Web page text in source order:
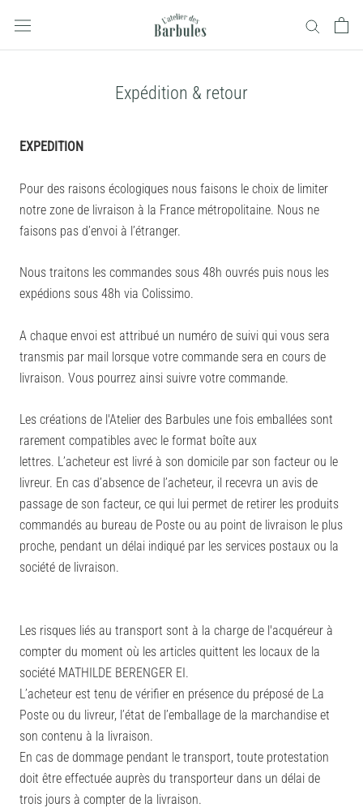
contenu
Expédition & retour
EXPEDITION
Pour des raisons écologiques nous faisons le choix de limiter
notre zone de livraison à la France métropolitaine. Nous ne
faisons pas d’envoi à l’étranger.
Nous traitons les commandes sous 48h ouvrés puis nous les
expédions sous 48h via Colissimo.
A chaque envoi est attribué un numéro de suivi qui vous sera
transmis par mail lorsque votre commande sera en cours de
livraison. Vous pourrez ainsi suivre votre commande.
Les créations de l'Atelier des Barbules une fois emballées sont
rarement compatibles avec le format boîte aux
lettres. L’acheteur est livré à son domicile par son facteur ou le
livreur. En cas d’absence de l’acheteur, il recevra un avis de
passage de son facteur, ce qui lui permet de retirer les produits
commandés au bureau de Poste ou au point de livraison le plus
proche, pendant un délai indiqué par les services postaux ou la
société de livraison.
Les risques liés au transport sont à la charge de l'acquéreur à
compter du moment où les articles quittent les locaux de la
société MATHILDE BERENGER EI.
L’acheteur est tenu de vérifier en présence du préposé de La
Poste ou du livreur, l’état de l’emballage de la marchandise et
son contenu à la livraison.
En cas de dommage pendant le transport, toute protestation
doit être effectuée auprès du transporteur dans un délai de
trois jours à compter de la livraison.